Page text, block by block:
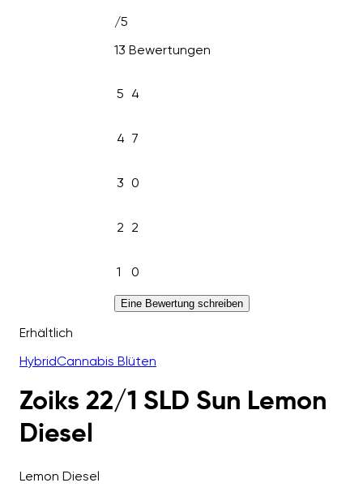
/5
13 Bewertungen
5 4
4 7
3 0
2 2
1 0
Eine Bewertung schreiben
Erhältlich
HybridCannabis Blüten
Zoiks 22/1 SLD Sun Lemon
Diesel
Lemon Diesel